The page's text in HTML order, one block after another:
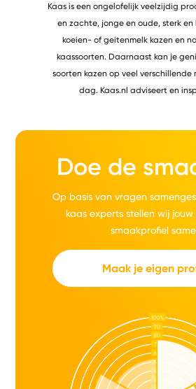
Kaas is een ongelofelijk veelzijdig
en zachte, jonge en oude, sterk
koeien- of geitenmelk kazen en
kaassoorten. Daarnaast kan je
soorten kazen op veel verschillende
dag. Kaas.nl adviseert en
Doe de
Op basis van vragen
kaas experts stellen wij jouw
smaakprofiel
Maak je eigen